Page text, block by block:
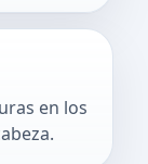
en los